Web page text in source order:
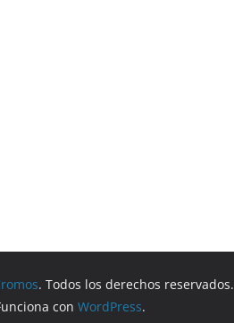
. Todos los derechos reservados.
con WordPress.